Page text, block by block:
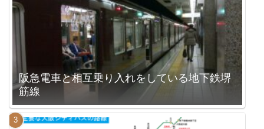
阪急電車と相互乗り入れをしている地下鉄堺
筋線